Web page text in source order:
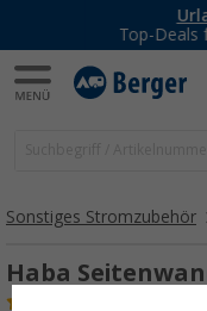
-20%
Mit
Sonstiges Stromzubehör
Haba